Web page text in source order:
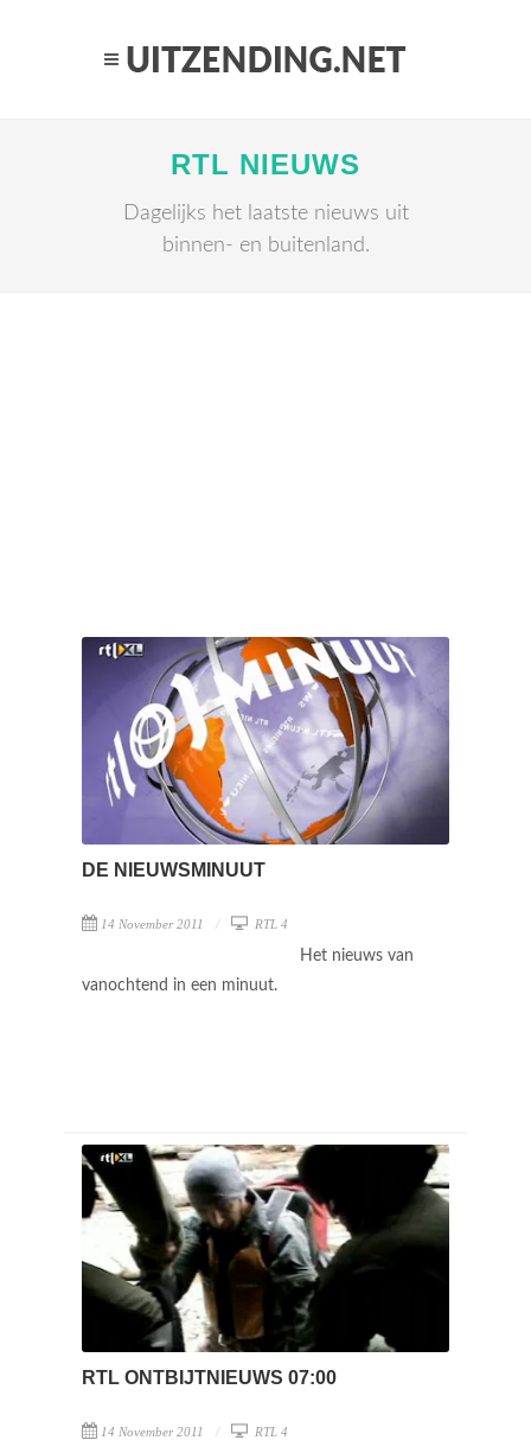
RTL NIEUWS
Dagelijks het laatste nieuws uit
binnen- en buitenland.
DE NIEUWSMINUUT
14 November 2011 RTL 4
Het nieuws van
vanochtend in een minuut.
RTL ONTBIJTNIEUWS 07:00
14 November 2011 RTL 4